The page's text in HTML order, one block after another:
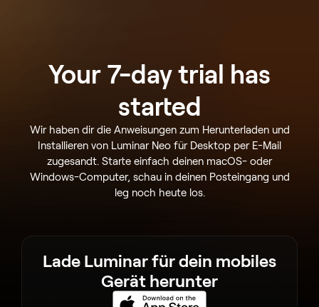
Your 7-day trial has
started
Wir haben dir die Anweisungen zum Herunterladen und
Installieren von Luminar Neo für Desktop per E-Mail
zugesandt. Starte einfach deinen macOS- oder
Windows-Computer, schau in deinen Posteingang und
leg noch heute los.
Lade Luminar für dein mobiles
Gerät herunter